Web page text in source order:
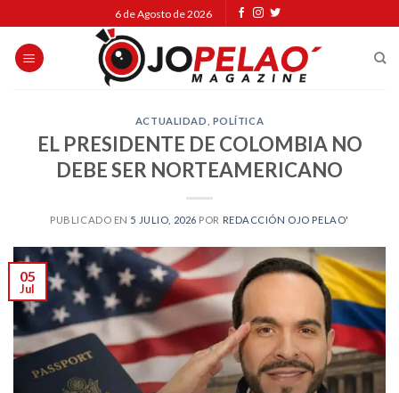
to
content
6 de Agosto de 2026
ACTUALIDAD POLÍTICA
EL PRESIDENTE DE COLOMBIA NO
DEBE SER NORTEAMERICANO
PUBLICADO EN 5 JULIO, 2026 POR REDACCIÓN OJO PELAO'
05
Jul